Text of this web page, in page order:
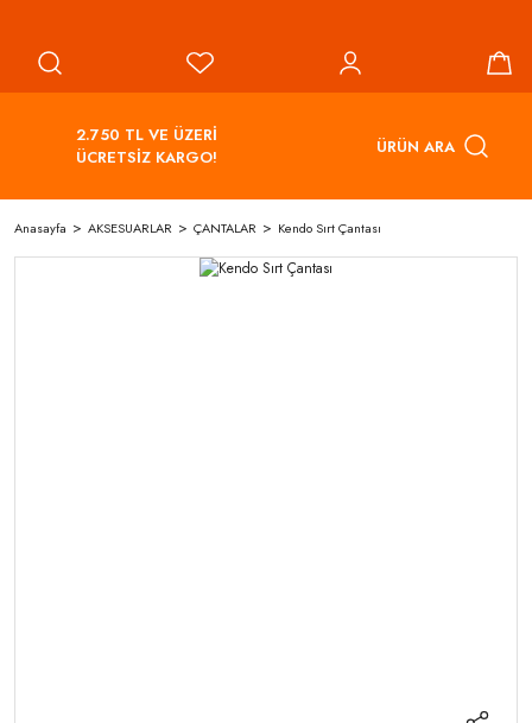
2.750 TL VE ÜZERİ
ÜCRETSİZ KARGO!
ÜRÜN ARA
Anasayfa AKSESUARLAR ÇANTALAR Kendo Sırt Çantası